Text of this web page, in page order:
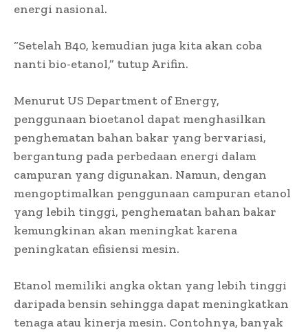
energi nasional.
“Setelah B40, kemudian juga kita akan coba
nanti bio-etanol,” tutup Arifin.
Menurut US Department of Energy,
penggunaan bioetanol dapat menghasilkan
penghematan bahan bakar yang bervariasi,
bergantung pada perbedaan energi dalam
campuran yang digunakan. Namun, dengan
mengoptimalkan penggunaan campuran etanol
yang lebih tinggi, penghematan bahan bakar
kemungkinan akan meningkat karena
peningkatan efisiensi mesin.
Etanol memiliki angka oktan yang lebih tinggi
daripada bensin sehingga dapat meningkatkan
tenaga atau kinerja mesin. Contohnya, banyak